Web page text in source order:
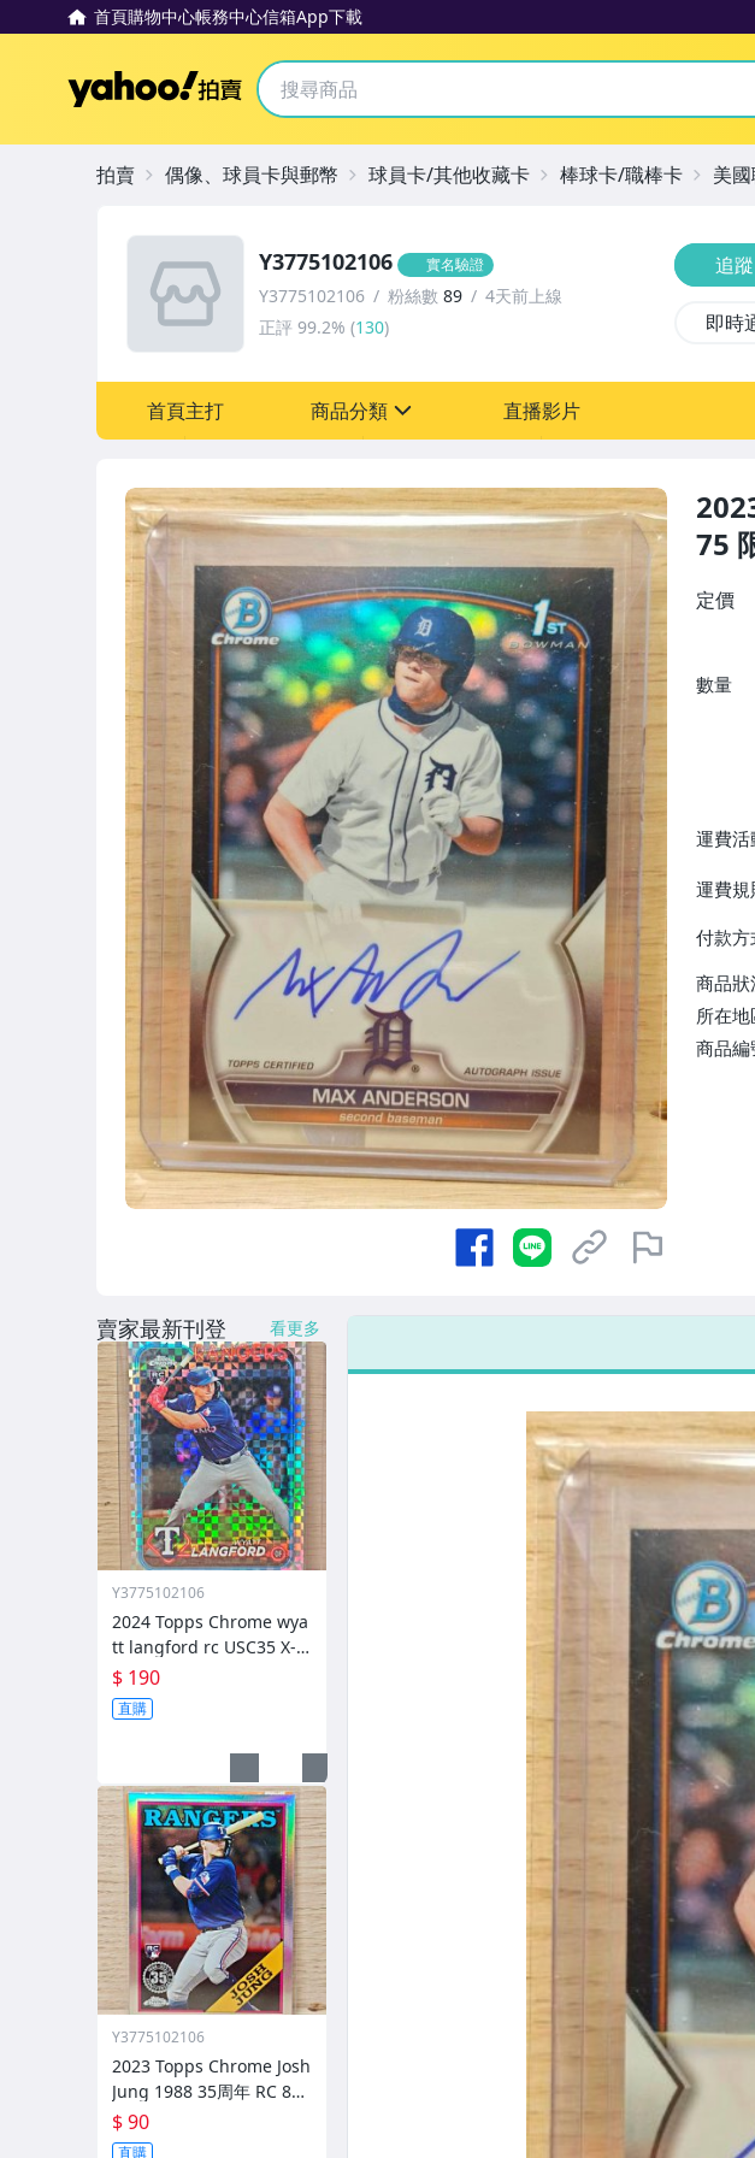
首頁購物中心帳務中心信箱App下載
Yahoo拍賣
75
定價
數量
運費活
運費規
付款方
商品狀
所在地
商品編
Y3775102106 實名驗證
Y3775102106 粉絲數 89
4天前上線
正評 99.2% (130)
追蹤
即時
首頁主打 商品分類 直播影片
拍賣 偶像、球員卡與郵幣 球員卡/其他收藏卡 棒球卡/職棒卡 美
賣家最新刊登 看更多
Y3775102106
2024 Topps Chrome wya
tt langford rc USC35 X-Fr
actor 新人卡 方格閃
$ 190
直購
Y3775102106
2023 Topps Chrome Josh
Jung 1988 35周年 RC 88B
C-15 遊騎兵
$ 90
直購